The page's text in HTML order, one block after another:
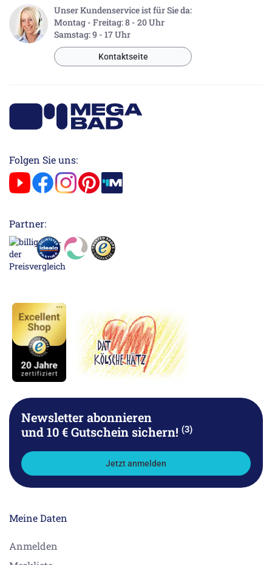
Unser Kundenservice ist für Sie da:
Montag - Freitag: 8 - 20 Uhr
Samstag: 9 - 17 Uhr
Kontaktseite
Folgen Sie uns:
Partner:
Newsletter abonnieren
und 10 € Gutschein sichern! (3)
Jetzt anmelden
Meine Daten
Anmelden